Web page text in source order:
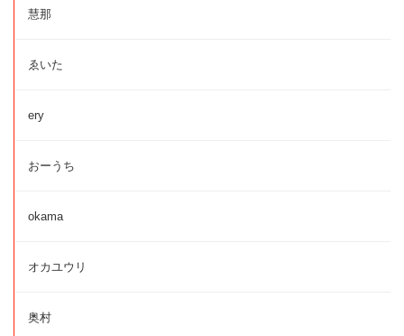
慧那
ゑいた
ery
おーうち
okama
オカユウリ
奥村